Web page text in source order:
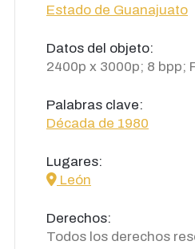
Estado de Guanajuato
Datos del objeto:
2400p x 3000p; 8 bpp;
Palabras clave:
Década de 1980
Lugares:
icon
León
Derechos:
Todos los derechos